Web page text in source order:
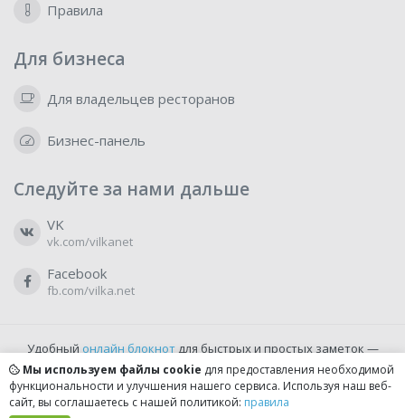
Правила
Для бизнеса
Для владельцев ресторанов
Бизнес-панель
Следуйте за нами дальше
VK
vk.com/vilkanet
Facebook
fb.com/vilka.net
Удобный онлайн блокнотдля быстрых и простых заметок —
бесплатно и доступно прямо из браузера.
Мы используем файлы cookie для предоставления необходимой
функциональности и улучшения нашего сервиса. Используя наш веб-
сайт, вы соглашаетесь с нашей политикой: правила